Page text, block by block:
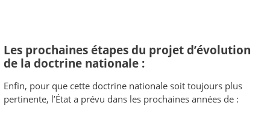
Les prochaines étapes du projet d’évolution
de la doctrine nationale :
Enfin, pour que cette doctrine nationale soit toujours plus
pertinente, l’État a prévu dans les prochaines années de :